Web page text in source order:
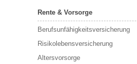
Rente & Vorsorge
Berufs­unfähigkeitsversicherung
Risikolebensversicherung
Altersvorsorge